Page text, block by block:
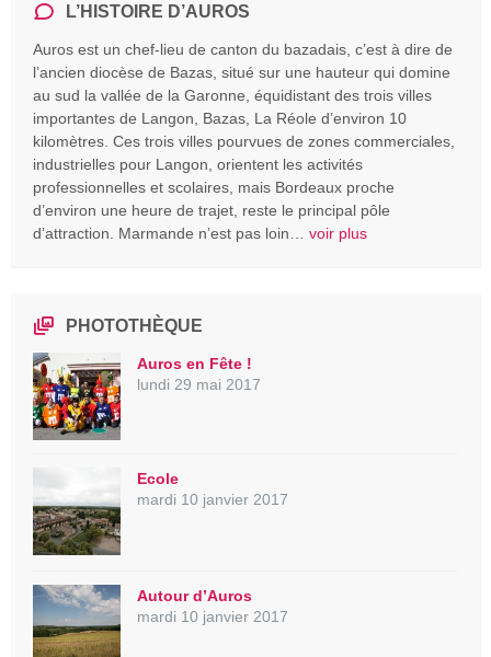
L’HISTOIRE D’AUROS
Auros est un chef-lieu de canton du bazadais, c’est à dire de
l’ancien diocèse de Bazas, situé sur une hauteur qui domine
au sud la vallée de la Garonne, équidistant des trois villes
importantes de Langon, Bazas, La Réole d’environ 10
kilomètres. Ces trois villes pourvues de zones commerciales,
industrielles pour Langon, orientent les activités
professionnelles et scolaires, mais Bordeaux proche
d’environ une heure de trajet, reste le principal pôle
d’attraction. Marmande n’est pas loin… voir plus
PHOTOTHÈQUE
Auros en Fête !
lundi 29 mai 2017
Ecole
mardi 10 janvier 2017
Autour d’Auros
mardi 10 janvier 2017